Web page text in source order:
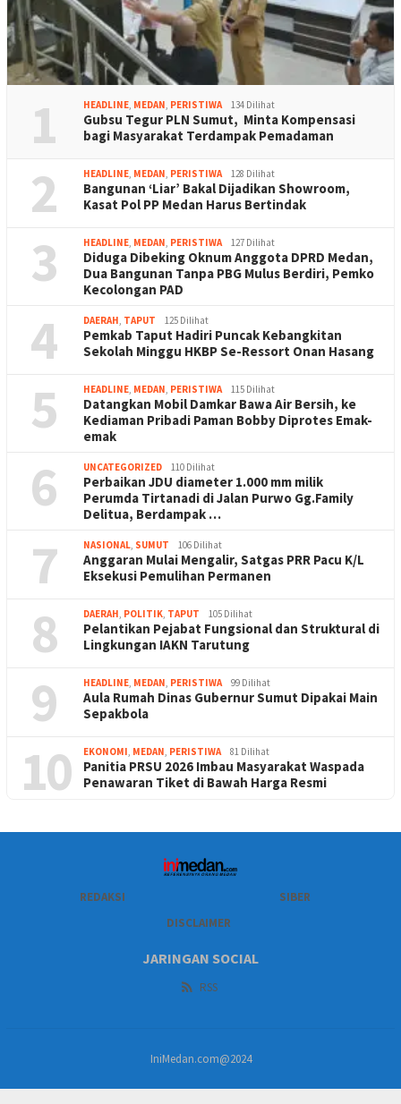
1 HEADLINE, MEDAN, PERISTIWA 134 Dilihat
Gubsu Tegur PLN Sumut, Minta Kompensasi
bagi Masyarakat Terdampak Pemadaman
2 HEADLINE, MEDAN, PERISTIWA 128 Dilihat
Bangunan ‘Liar’ Bakal Dijadikan Showroom,
Kasat Pol PP Medan Harus Bertindak
3 HEADLINE, MEDAN, PERISTIWA 127 Dilihat
Diduga Dibeking Oknum Anggota DPRD Medan,
Dua Bangunan Tanpa PBG Mulus Berdiri, Pemko
Kecolongan PAD
4 DAERAH, TAPUT 125 Dilihat
Pemkab Taput Hadiri Puncak Kebangkitan
Sekolah Minggu HKBP Se-Ressort Onan Hasang
5 HEADLINE, MEDAN, PERISTIWA 115 Dilihat
Datangkan Mobil Damkar Bawa Air Bersih, ke
Kediaman Pribadi Paman Bobby Diprotes Emak-
emak
6 UNCATEGORIZED 110 Dilihat
Perbaikan JDU diameter 1.000 mm milik
Perumda Tirtanadi di Jalan Purwo Gg.Family
Delitua, Berdampak …
7 NASIONAL, SUMUT 106 Dilihat
Anggaran Mulai Mengalir, Satgas PRR Pacu K/L
Eksekusi Pemulihan Permanen
8 DAERAH, POLITIK, TAPUT 105 Dilihat
Pelantikan Pejabat Fungsional dan Struktural di
Lingkungan IAKN Tarutung
9 HEADLINE, MEDAN, PERISTIWA 99 Dilihat
Aula Rumah Dinas Gubernur Sumut Dipakai Main
Sepakbola
10 EKONOMI, MEDAN, PERISTIWA 81 Dilihat
Panitia PRSU 2026 Imbau Masyarakat Waspada
Penawaran Tiket di Bawah Harga Resmi
REDAKSI
SIBER
DISCLAIMER
JARINGAN SOCIAL
RSS
IniMedan.com@2024